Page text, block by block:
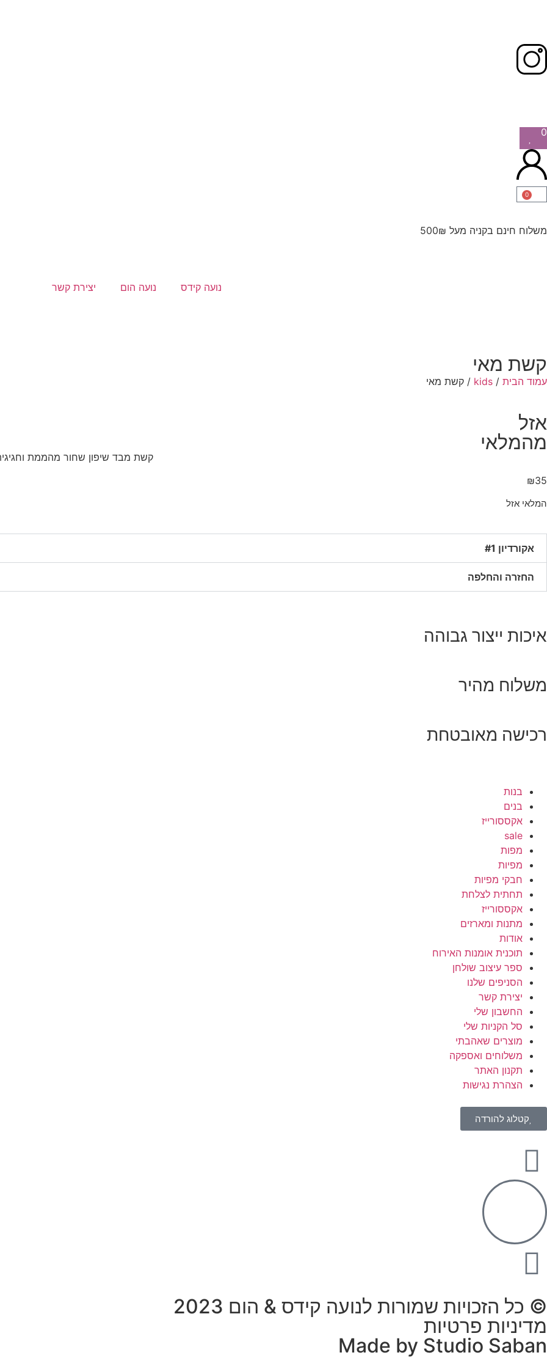
0
0
משלוח חינם בקניה מעל 500₪
נועה קידס נועה הום יצירת קשר
קשת מאי
עמוד הבית /
kids / קשת מאי
אזל
מהמלאי
קשת מבד שיפון שחור מהממת
₪35
המלאי אזל
אקורדיון #1
החזרה והחלפה
איכות ייצור גבוהה
משלוח מהיר
רכישה מאובטחת
בנות
בנים
אקססורייז
sale
מפות
מפיות
חבקי מפיות
תחתית לצלחת
אקססורייז
מתנות ומארזים
אודות
תוכנית אומנות האירוח
ספר עיצוב שולחן
הסניפים שלנו
יצירת קשר
החשבון שלי
סל הקניות שלי
מוצרים שאהבתי
משלוחים ואספקה
תקנון האתר
הצהרת נגישות
קטלוג להורדה
© כל הזכויות שמורות לנועה קידס & הום 2023
מדיניות פרטיות
Made by Studio Saban